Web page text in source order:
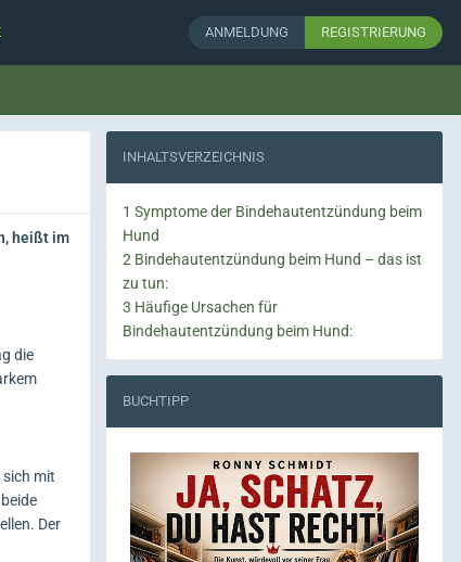
ANMELDUNG REGISTRIERUNG
heißt im
die
sich mit
Der
INHALTSVERZEICHNIS
1 Symptome der Bindehautentzündung beim
Hund
2 Bindehautentzündung beim Hund – das ist
zu tun:
3 Häufige Ursachen für
Bindehautentzündung beim Hund:
BUCHTIPP